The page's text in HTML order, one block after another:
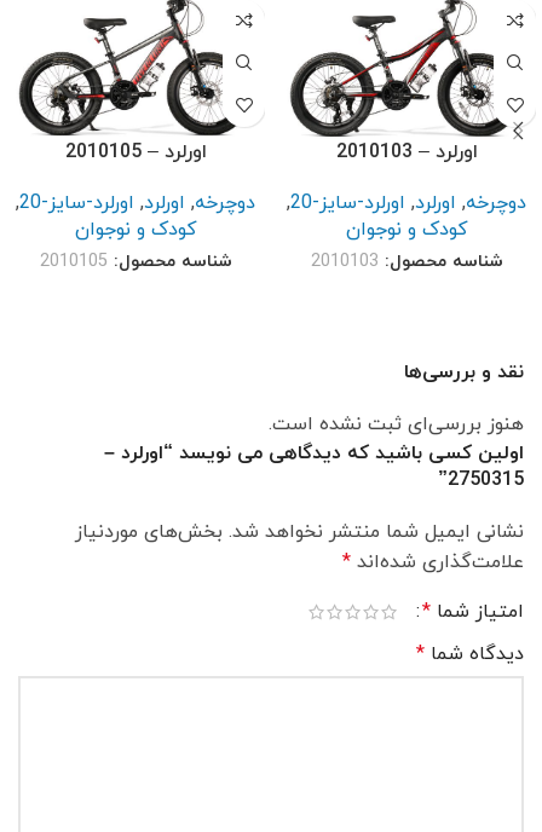
اورلرد – 2010103
دوچرخه, اورلرد, اورلرد-سایز-20
,
کودک و نوجوان
شناسه محصول: 2010103
اورلرد – 2010105
دوچرخه, اورلرد, اورلرد-سایز-20
,
کودک و نوجوان
شناسه محصول: 2010105
نقد و بررسی‌ها
هنوز بررسی‌ای ثبت نشده است.
اولین کسی باشید که دیدگاهی می نویسد “اورلرد –
2750315”
نشانی ایمیل شما منتشر نخواهد شد. بخش‌های موردنیاز
علامت‌گذاری شده‌اند *
امتیاز شما *
دیدگاه شما *